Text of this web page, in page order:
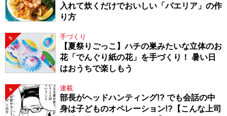
入れて炊くだけでおいしい「パエリア」の作
り方
3 手づくり
【夏祭りごっこ】ハチの巣みたいな立体のお
花「でんぐり紙の花」を手づくり！ 暑い日
はおうちで楽しもう
4 連載
部長がヘッドハンティング!? でも会話の中
身は子どものオペレーション!?【こんな上司